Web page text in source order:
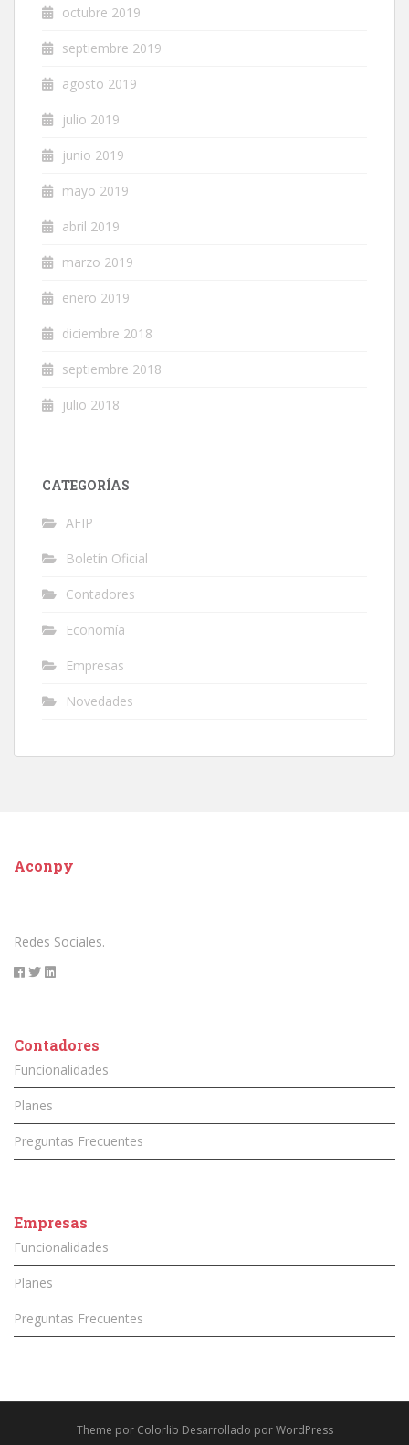
octubre 2019
septiembre 2019
agosto 2019
julio 2019
junio 2019
mayo 2019
abril 2019
marzo 2019
enero 2019
diciembre 2018
septiembre 2018
julio 2018
CATEGORÍAS
AFIP
Boletín Oficial
Contadores
Economía
Empresas
Novedades
Aconpy
Redes Sociales.
Contadores
Funcionalidades
Planes
Preguntas Frecuentes
Empresas
Funcionalidades
Planes
Preguntas Frecuentes
Theme por Colorlib Desarrollado porWordPress